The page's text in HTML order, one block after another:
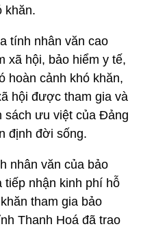
khăn.
tính nhân văn cao
xã hội, bảo hiểm y tế,
hoàn cảnh khó khăn,
hội được tham gia và
sách ưu việt của Đảng
định đời sống.
nhân văn của bảo
tiếp nhận kinh phí hỗ
tham gia bảo
Thanh Hoá đã trao